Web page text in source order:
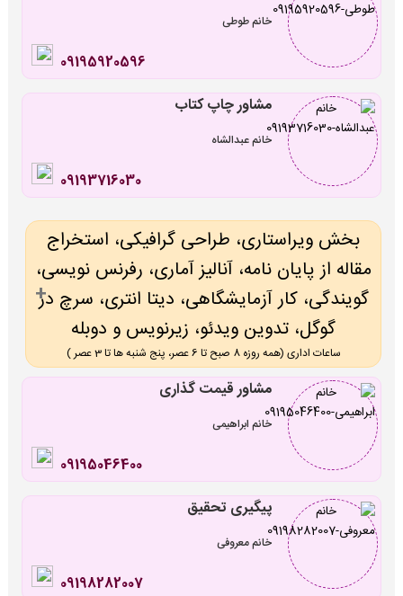
خانم طوطی
09195920596
مشاور چاپ کتاب
خانم عبدالشاه
09193716030
بخش ویراستاری، طراحی گرافیکی، استخراج
مقاله از پایان نامه، آنالیز آماری، رفرنس نویسی،
گویندگی، کار آزمایشگاهی، دیتا انتری، سرچ در
گوگل، تدوین ویدئو، زیرنویس و دوبله
ساعات اداری (همه روزه 8 صبح تا 6 عصر، پنج شنبه ها تا 3 عصر )
مشاور قیمت گذاری
خانم ابراهیمی
09195046400
پیگیری تحقیق
خانم معروفی
09198282007